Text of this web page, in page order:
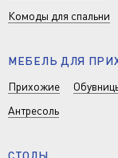
Комоды для спальни
МЕБЕЛЬ ДЛЯ
Прихожие
Антресоль
СТОЛЫ